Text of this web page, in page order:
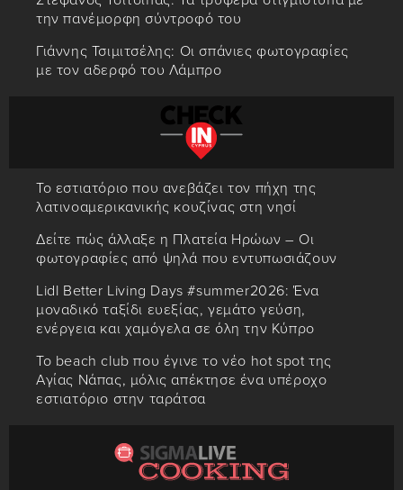
την πανέμορφη σύντροφό του
Γιάννης Τσιμιτσέλης: Οι σπάνιες φωτογραφίες
με τον αδερφό του Λάμπρο
Το εστιατόριο που ανεβάζει τον πήχη της
λατινοαμερικανικής κουζίνας στη νησί
Δείτε πώς άλλαξε η Πλατεία Ηρώων – Οι
φωτογραφίες από ψηλά που εντυπωσιάζουν
Lidl Better Living Days #summer2026: Ένα
μοναδικό ταξίδι ευεξίας, γεμάτο γεύση,
ενέργεια και χαμόγελα σε όλη την Κύπρο
Το beach club που έγινε το νέο hot spot της
Αγίας Νάπας, μόλις απέκτησε ένα υπέροχο
εστιατόριο στην ταράτσα